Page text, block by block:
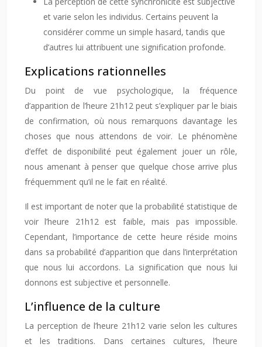
et varie selon les individus. Certains peuvent la
considérer comme un simple hasard, tandis que
d’autres lui attribuent une signification profonde.
Explications rationnelles
Du point de vue psychologique, la fréquence
d’apparition de l’heure 21h12 peut s’expliquer par le biais
de confirmation, où nous remarquons davantage les
choses que nous attendons de voir. Le phénomène
d’effet de disponibilité peut également jouer un rôle,
nous amenant à penser que quelque chose arrive plus
fréquemment qu’il ne le fait en réalité.
Il est important de noter que la probabilité statistique de
voir l’heure 21h12 est faible, mais pas impossible.
Cependant, l’importance de cette heure réside moins
dans sa probabilité d’apparition que dans l’interprétation
que nous lui accordons. La signification que nous lui
donnons est subjective et personnelle.
L’influence de la culture
La perception de l’heure 21h12 varie selon les cultures
et les traditions. Dans certaines cultures, l’heure